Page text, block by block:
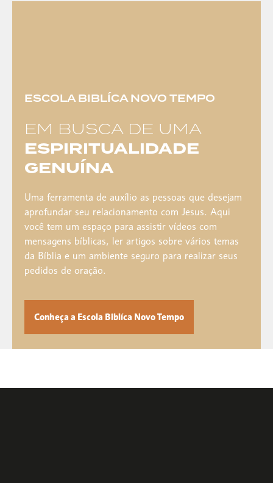
ESCOLA BIBLÍCA NOVO TEMPO
EM BUSCA DE UMA
ESPIRITUALIDADE
GENUÍNA
Uma ferramenta de auxílio as pessoas que desejam
aprofundar seu relacionamento com Jesus. Aqui
você tem um espaço para assistir vídeos com
mensagens bíblicas, ler artigos sobre vários temas
da Bíblia e um ambiente seguro para realizar seus
pedidos de oração.
Conheça a Escola Biblíca Novo Tempo